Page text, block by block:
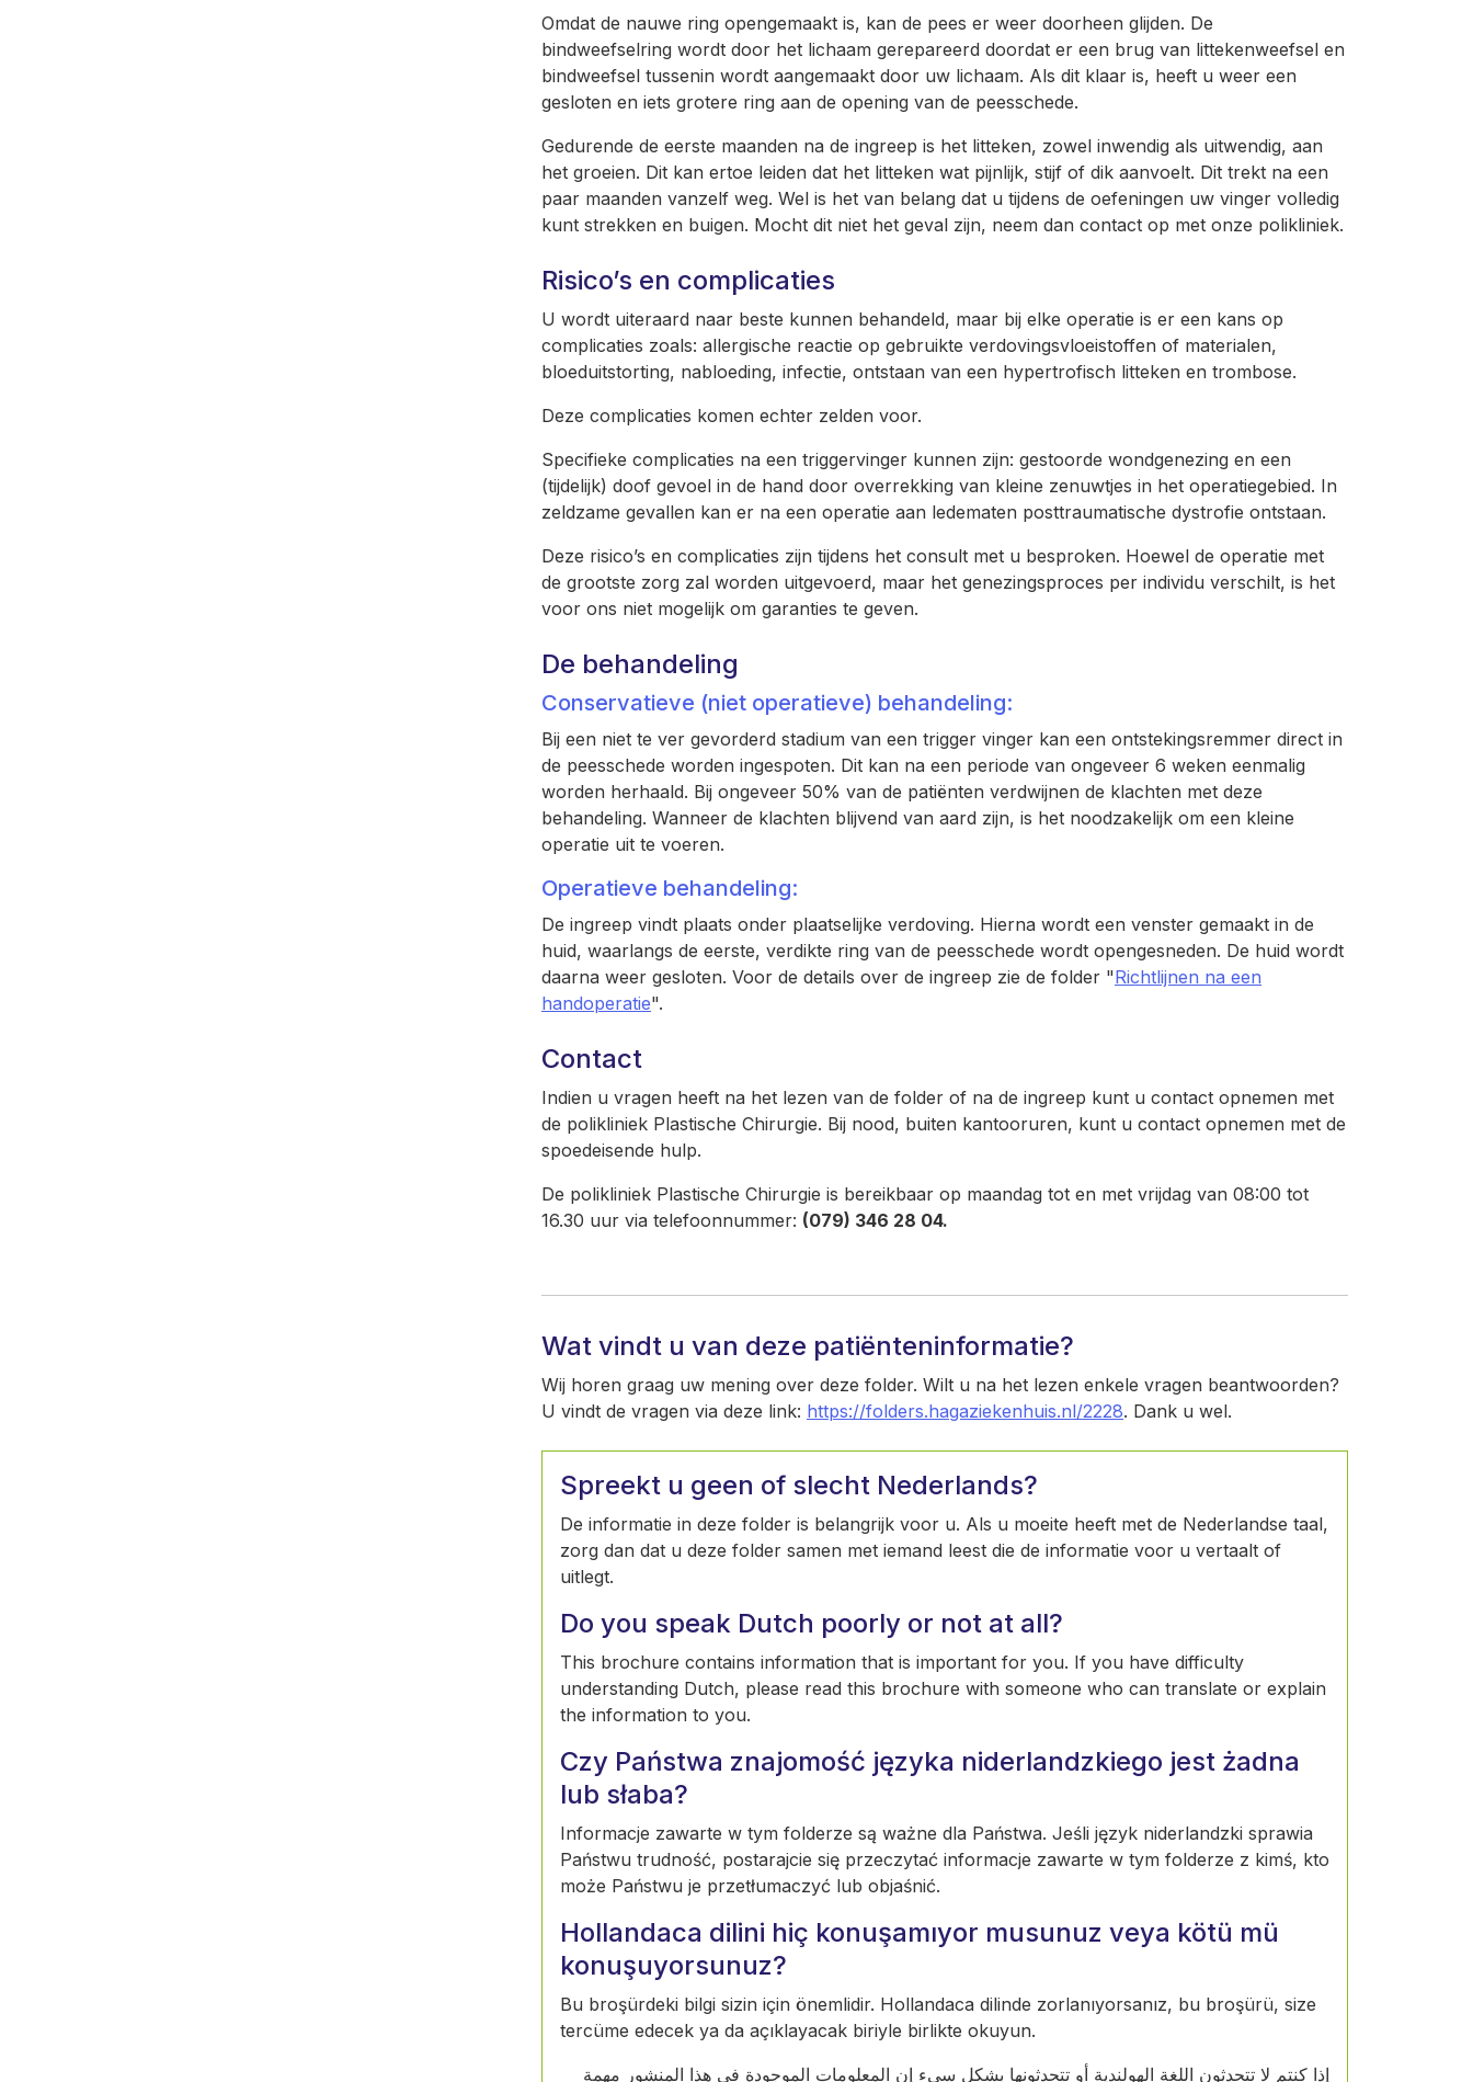
Omdat de nauwe ring opengemaakt is, kan de pees er weer doorheen glijden. De
bindweefselring wordt door het lichaam gerepareerd doordat er een brug van littekenweefsel en
bindweefsel tussenin wordt aangemaakt door uw lichaam. Als dit klaar is, heeft u weer een
gesloten en iets grotere ring aan de opening van de peesschede.
Gedurende de eerste maanden na de ingreep is het litteken, zowel inwendig als uitwendig, aan
het groeien. Dit kan ertoe leiden dat het litteken wat pijnlijk, stijf of dik aanvoelt. Dit trekt na een
paar maanden vanzelf weg. Wel is het van belang dat u tijdens de oefeningen uw vinger volledig
kunt strekken en buigen. Mocht dit niet het geval zijn, neem dan contact op met onze polikliniek.
Risico’s en complicaties
U wordt uiteraard naar beste kunnen behandeld, maar bij elke operatie is er een kans op
complicaties zoals: allergische reactie op gebruikte verdovingsvloeistoffen of materialen,
bloeduitstorting, nabloeding, infectie, ontstaan van een hypertrofisch litteken en trombose.
Deze complicaties komen echter zelden voor.
Specifieke complicaties na een triggervinger kunnen zijn: gestoorde wondgenezing en een
(tijdelijk) doof gevoel in de hand door overrekking van kleine zenuwtjes in het operatiegebied. In
zeldzame gevallen kan er na een operatie aan ledematen posttraumatische dystrofie ontstaan.
Deze risico’s en complicaties zijn tijdens het consult met u besproken. Hoewel de operatie met
de grootste zorg zal worden uitgevoerd, maar het genezingsproces per individu verschilt, is het
voor ons niet mogelijk om garanties te geven.
De behandeling
Conservatieve (niet operatieve) behandeling:
Bij een niet te ver gevorderd stadium van een trigger vinger kan een ontstekingsremmer direct in
de peesschede worden ingespoten. Dit kan na een periode van ongeveer 6 weken eenmalig
worden herhaald. Bij ongeveer 50% van de patiënten verdwijnen de klachten met deze
behandeling. Wanneer de klachten blijvend van aard zijn, is het noodzakelijk om een kleine
operatie uit te voeren.
Operatieve behandeling:
De ingreep vindt plaats onder plaatselijke verdoving. Hierna wordt een venster gemaakt in de
huid, waarlangs de eerste, verdikte ring van de peesschede wordt opengesneden. De huid wordt
daarna weer gesloten. Voor de details over de ingreep zie de folder "Richtlijnen na een
handoperatie".
Contact
Indien u vragen heeft na het lezen van de folder of na de ingreep kunt u contact opnemen met
de polikliniek Plastische Chirurgie. Bij nood, buiten kantooruren, kunt u contact opnemen met de
spoedeisende hulp.
De polikliniek Plastische Chirurgie is bereikbaar op maandag tot en met vrijdag van 08:00 tot
16.30 uur via telefoonnummer: (079) 346 28 04.
Wat vindt u van deze patiënteninformatie?
Wij horen graag uw mening over deze folder. Wilt u na het lezen enkele vragen beantwoorden?
U vindt de vragen via deze link: https://folders.hagaziekenhuis.nl/2228. Dank u wel.
Spreekt u geen of slecht Nederlands?
De informatie in deze folder is belangrijk voor u. Als u moeite heeft met de Nederlandse taal,
zorg dan dat u deze folder samen met iemand leest die de informatie voor u vertaalt of
uitlegt.
Do you speak Dutch poorly or not at all?
This brochure contains information that is important for you. If you have difficulty
understanding Dutch, please read this brochure with someone who can translate or explain
the information to you.
Czy Państwa znajomość języka niderlandzkiego jest żadna
lub słaba?
Informacje zawarte w tym folderze są ważne dla Państwa. Jeśli język niderlandzki sprawia
Państwu trudność, postarajcie się przeczytać informacje zawarte w tym folderze z kimś, kto
może Państwu je przetłumaczyć lub objaśnić.
Hollandaca dilini hiç konuşamıyor musunuz veya kötü mü
konuşuyorsunuz?
Bu broşürdeki bilgi sizin için önemlidir. Hollandaca dilinde zorlanıyorsanız, bu broşürü, size
tercüme edecek ya da açıklayacak biriyle birlikte okuyun.
إذا كنتم لا تتحدثون اللغة الهولندية أو تتحدثونها بشكل سيء إن المعلومات الموجودة في هذا المنشور مهمة